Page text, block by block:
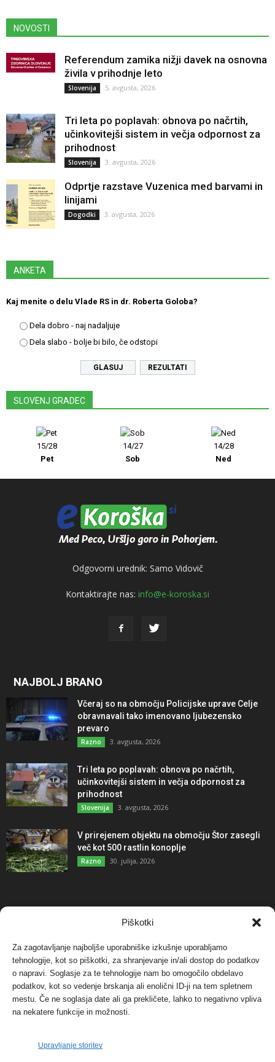
Piškotki
Za zagotavljanje najboljše uporabniške izkušnje uporabljamo
tehnologije, kot so piškotki, za shranjevanje in/ali dostop do podatkov
o napravi. Soglasje za te tehnologije nam bo omogočilo obdelavo
podatkov, kot so vedenje brskanja ali enolični ID-ji na tem spletnem
mestu. Če ne soglasja date ali ga prekličete, lahko to negativno vpliva
na nekatere funkcije in možnosti.
Upravljanje storitev
NOVOSTI
Referendum zamika nižji davek na osnovna
živila v prihodnje leto
Slovenija 5. avgusta, 2026
Tri leta po poplavah: obnova po načrtih,
učinkovitejši sistem in večja odpornost za
prihodnost
Slovenija 3. avgusta, 2026
Odprtje razstave Vuzenica med barvami in
linijami
Dogodki 3. avgusta, 2026
ANKETA
Kaj menite o delu Vlade RS in dr. Roberta Goloba?
Dela dobro - naj nadaljuje
Dela slabo - bolje bi bilo, če odstopi
REZULTATI
SLOVENJ GRADEC
15/28
Pet
14/27
Sob
14/28
Ned
Odgovorni urednik: Samo Vidovič
Kontaktirajte nas: info@e-koroska.si
NAJBOLJ BRANO
Včeraj so na območju Policijske uprave Celje
obravnavali tako imenovano ljubezensko
prevaro
Razno 3. avgusta, 2026
Tri leta po poplavah: obnova po načrtih,
učinkovitejši sistem in večja odpornost za
prihodnost
Slovenija 3. avgusta, 2026
V prirejenem objektu na območju Štor zasegli
več kot 500 rastlin konoplje
Razno 30. julija, 2026
NAJBOLJ KOMENTIRANO
Protest proti vetrnim elektrarnam na Ojstrici, v
svetu pa vedno bolj...
Dogodki 12. maja, 2017
Tožilstvo v Celovcu v korist elektrarnam
Verbund